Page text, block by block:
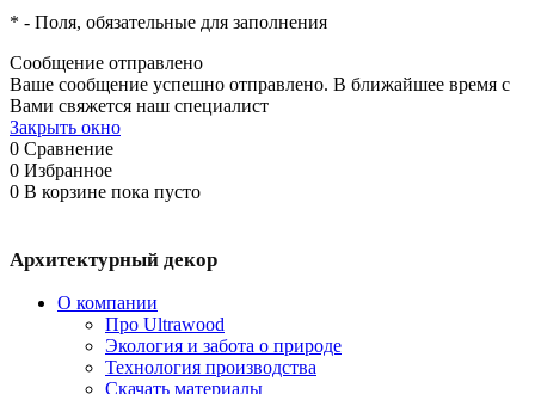
* - Поля, обязательные для заполнения
Сообщение отправлено
Ваше сообщение успешно отправлено. В ближайшее время с
Вами свяжется наш специалист
Закрыть окно
0 Сравнение
0 Избранное
0 В корзине пока пусто
Архитектурный декор
О компании
Про Ultrawood
Экология и забота о природе
Технология производства
Скачать материалы